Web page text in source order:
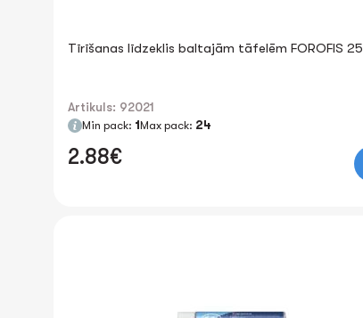
Tīrīšanas līdzeklis baltajām tāfelēm FOROFIS
Artikuls: 92021
Min pack: 1Max pack: 24
2.88€